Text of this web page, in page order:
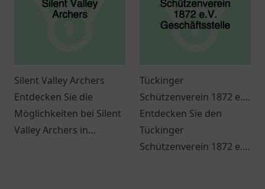
Silent Valley Archers
Entdecken Sie die
Möglichkeiten bei Silent
Valley Archers in
Tückinger
Schützenverein 1872 e.V.
Geschäftsstelle
Entdecken Sie den
Tückinger
Schützenverein 1872 e.V.